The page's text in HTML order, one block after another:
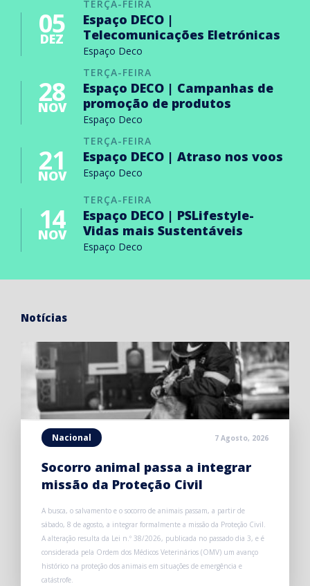
TERÇA-FEIRA
05
DEZ
Espaço DECO |
Telecomunicações Eletrónicas
Espaço Deco
TERÇA-FEIRA
28
NOV
Espaço DECO | Campanhas de
promoção de produtos
Espaço Deco
TERÇA-FEIRA
21
NOV
Espaço DECO | Atraso nos voos
Espaço Deco
TERÇA-FEIRA
14
NOV
Espaço DECO | PSLifestyle-
Vidas mais Sustentáveis
Espaço Deco
Notícias
Nacional 7 Agosto, 2026
Socorro animal passa a integrar
missão da Proteção Civil
A busca, o salvamento e o socorro de animais passam, a partir de
sábado, 8 de agosto, a integrar formalmente a missão da Proteção Civil.
A alteração resulta da Lei n.º 38/2026, publicada no passado dia 3, e é
considerada pela Ordem dos Médicos Veterinários (OMV) um avanço
histórico na proteção dos animais em situações de emergência e
catástrofe.